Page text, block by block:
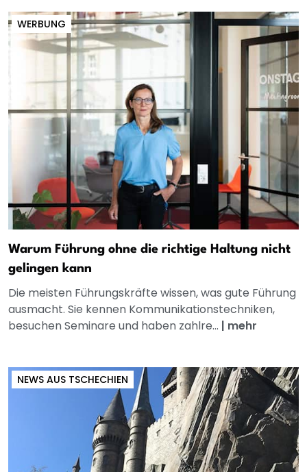
WERBUNG
Warum Führung ohne die richtige Haltung nicht
gelingen kann
Die meisten Führungskräfte wissen, was gute Führung
ausmacht. Sie kennen Kommunikationstechniken,
besuchen Seminare und haben zahlre... | mehr
NEWS AUS TSCHECHIEN